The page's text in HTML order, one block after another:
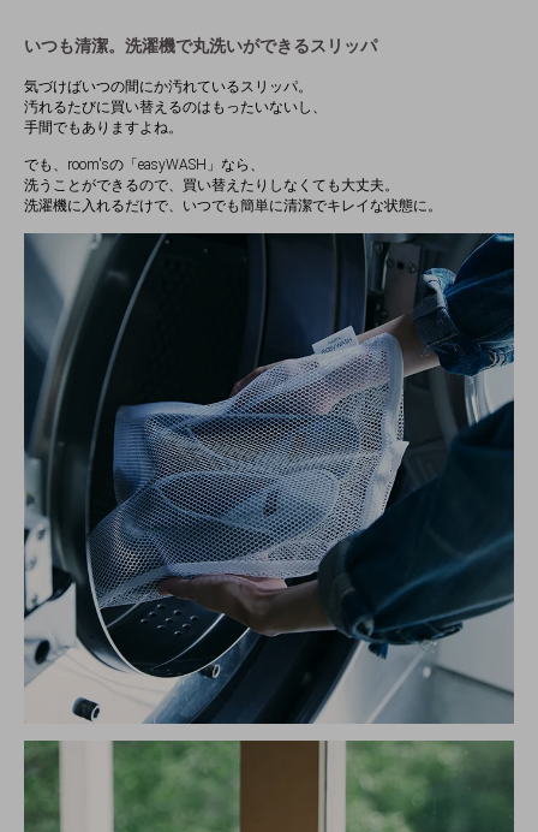
いつも清潔。洗濯機で丸洗いができるスリッパ
気づけばいつの間にか汚れているスリッパ。
汚れるたびに買い替えるのはもったいないし、
手間でもありますよね。
でも、room'sの「easyWASH」なら、
洗うことができるので、買い替えたりしなくても大丈夫。
洗濯機に入れるだけで、いつでも簡単に清潔でキレイな状態に。